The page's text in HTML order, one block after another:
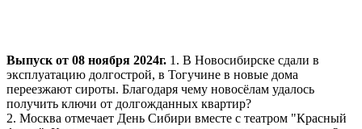
Выпуск от 08 ноября 2024г. 1. В Новосибирске сдали в
эксплуатацию долгострой, в Тогучине в новые дома
переезжают сироты. Благодаря чему новосёлам удалось
получить ключи от долгожданных квартир?
2. Москва отмечает День Сибири вместе с театром "Красный